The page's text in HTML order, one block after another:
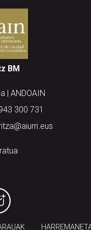
BM
| ANDOAIN
300 731